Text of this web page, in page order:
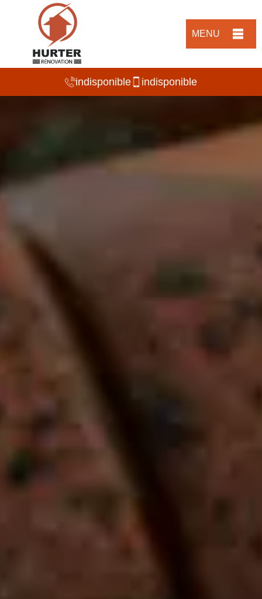
MENU
indisponible indisponible